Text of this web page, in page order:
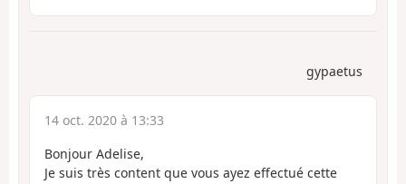
gypaetus
14 oct. 2020 à 13:33
Bonjour Adelise,
Je suis très content que vous ayez effectué cette